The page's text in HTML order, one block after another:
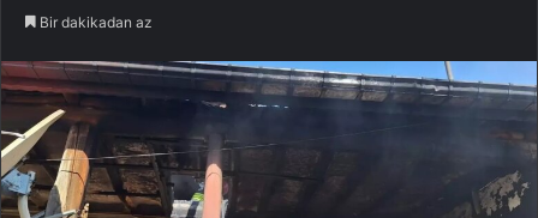
Bir dakikadan az